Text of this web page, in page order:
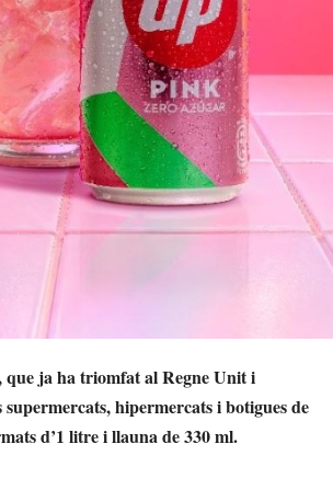
que ja ha triomfat al Regne Unit i
hipermercats i botigues de
d’1 litre i llauna de 330 ml.